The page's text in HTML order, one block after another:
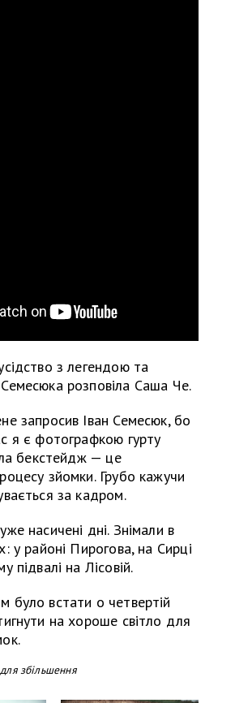
з легендою та
розповіла Саша Че.
запросив Іван Семесюк, бо
я є фотографкою гурту
бекстейдж — це
зйомки. Грубо кажучи
за кадром.
насичені дні. Знімали в
у районі Пирогова, на Сирці
підвалі на Лісовій.
було встати о четвертій
на хороше світло для
збільшення